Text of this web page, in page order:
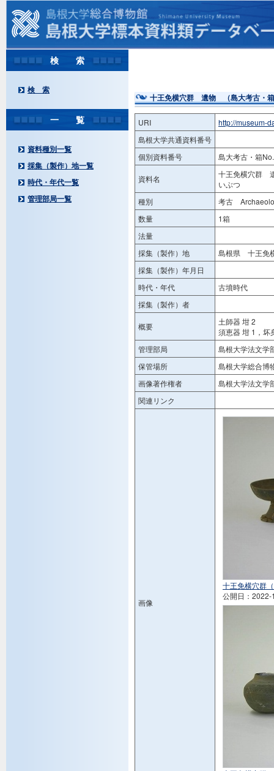
検 索
検 索
一 覧
資料種別一覧
採集（製作）地一覧
時代・年代一覧
管理部局一覧
十王免横穴群 遺物 （島大考古・
URI
http://museum-
島根大学共通資料番号
個別資料番号
島大考古・箱
資料名
十王免横穴群
いぶつ
種別
考古
数量
1箱
法量
採集（製作）地
島根県 十王免
採集（製作）年月日
時代・年代
古墳時代
採集（製作）者
概要
土師器 坩 2
須恵器 坩 1，坏
管理部局
島根大学法文学
保管場所
島根大学総合博
画像著作権者
島根大学法文学
関連リンク
画像
十王免横穴群
公開日：2022-